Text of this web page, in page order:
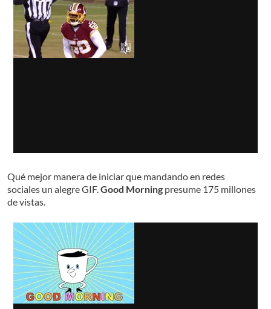
Qué mejor manera de iniciar que mandando en redes
sociales un alegre GIF. Good Morning presume 175 millones
de vistas.